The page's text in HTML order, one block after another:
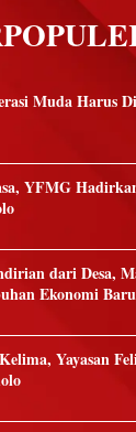
Muda Harus
YFMG
dari Desa,
Ekonomi Baru
Yayasan